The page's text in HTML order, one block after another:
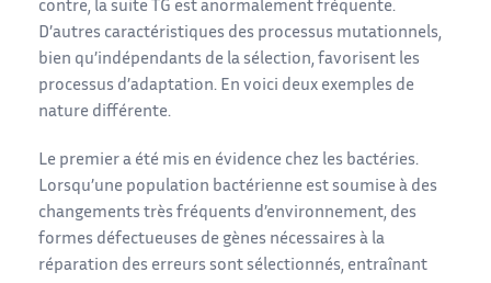
contre, la suite TG est anormalement fréquente.
D’autres caractéristiques des processus mutationnels,
bien qu’indépendants de la sélection, favorisent les
processus d’adaptation. En voici deux exemples de
nature différente.
Le premier a été mis en évidence chez les bactéries.
Lorsqu’une population bactérienne est soumise à des
changements très fréquents d’environnement, des
formes défectueuses de gènes nécessaires à la
réparation des erreurs sont sélectionnés, entraînant